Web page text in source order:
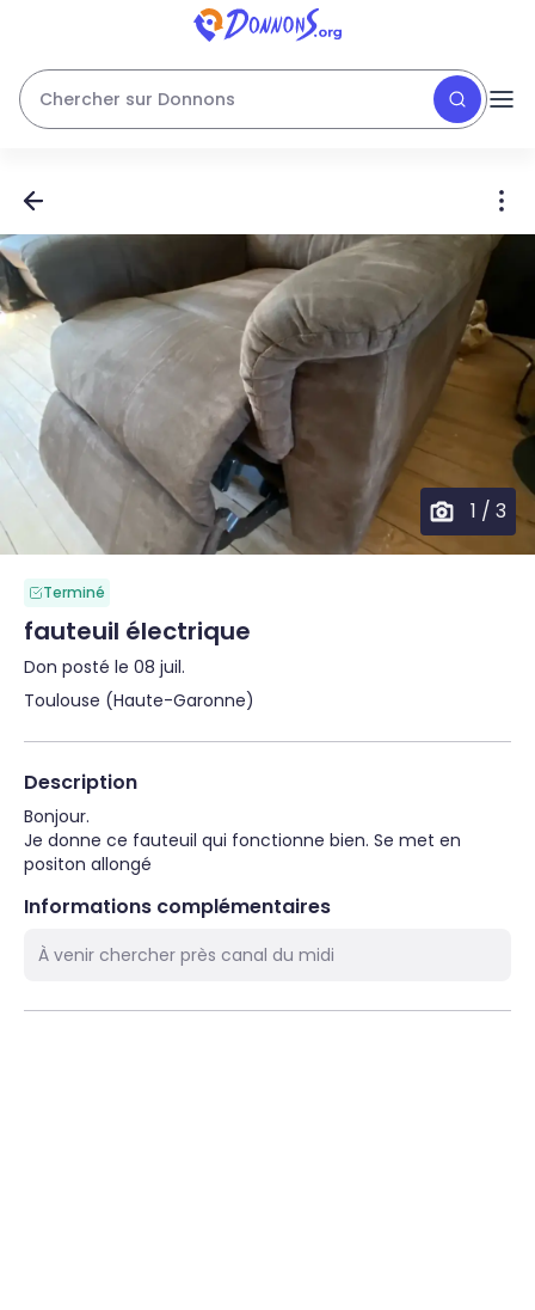
Chercher sur Donnons
1 / 3
Terminé
fauteuil électrique
Don posté le 08 juil.
Toulouse (Haute-Garonne)
Description
Bonjour.
Je donne ce fauteuil qui fonctionne bien. Se met en
positon allongé
Informations complémentaires
À venir chercher près canal du midi